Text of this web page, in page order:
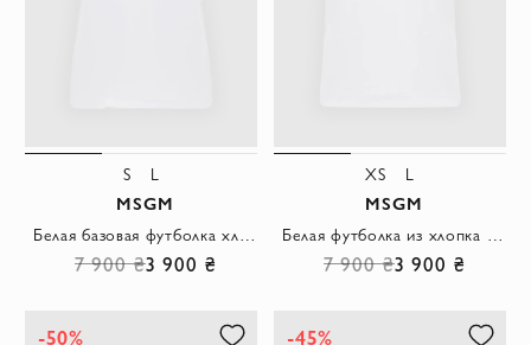
S L
MSGM
7 900 ₴3 900 ₴
XS L
MSGM
7 900 ₴3 900 ₴
-50% -45%